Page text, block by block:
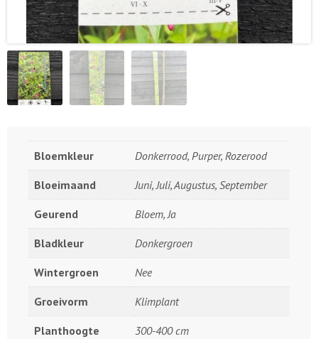
Bloemkleur Donkerrood, Purper, Rozerood
Bloeimaand Juni, Juli, Augustus, September
Geurend Bloem, Ja
Bladkleur Donkergroen
Wintergroen Nee
Groeivorm Klimplant
Planthoogte 300-400 cm